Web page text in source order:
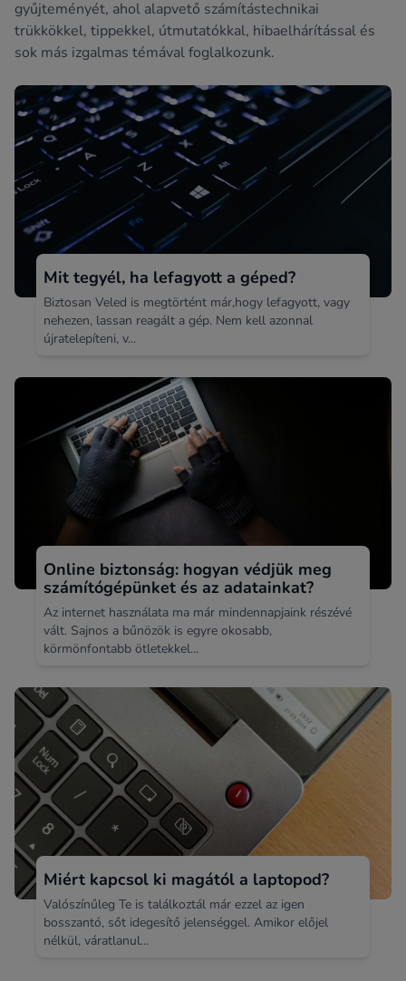
gyűjteményét, ahol alapvető számítástechnikai
trükkökkel, tippekkel, útmutatókkal, hibaelhárítással és
sok más izgalmas témával foglalkozunk.
Mit tegyél, ha lefagyott a géped?
Biztosan Veled is megtörtént már,hogy lefagyott, vagy
nehezen, lassan reagált a gép. Nem kell azonnal
újratelepíteni, v...
Online biztonság: hogyan védjük meg
számítógépünket és az adatainkat?
Az internet használata ma már mindennapjaink részévé
vált. Sajnos a bűnözök is egyre okosabb,
körmönfontabb ötletekkel...
Miért kapcsol ki magától a laptopod?
Valószínűleg Te is találkoztál már ezzel az igen
bosszantó, sőt idegesítő jelenséggel. Amikor előjel
nélkül, váratlanul...